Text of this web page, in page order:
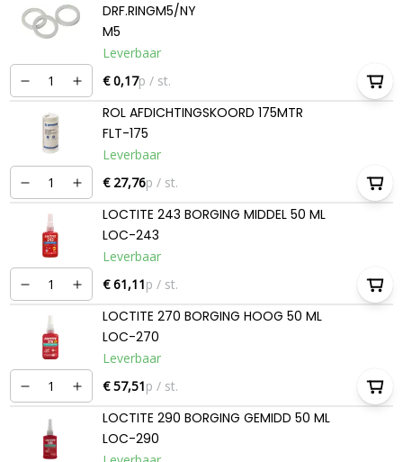
DRF.RINGM5/NY
M5
Leverbaar
€ 0,17p / st.
ROL AFDICHTINGSKOORD 175MTR
FLT-175
Leverbaar
€ 27,76p / st.
LOCTITE 243 BORGING MIDDEL 50 ML
LOC-243
Leverbaar
€ 61,11p / st.
LOCTITE 270 BORGING HOOG 50 ML
LOC-270
Leverbaar
€ 57,51p / st.
LOCTITE 290 BORGING GEMIDD 50 ML
LOC-290